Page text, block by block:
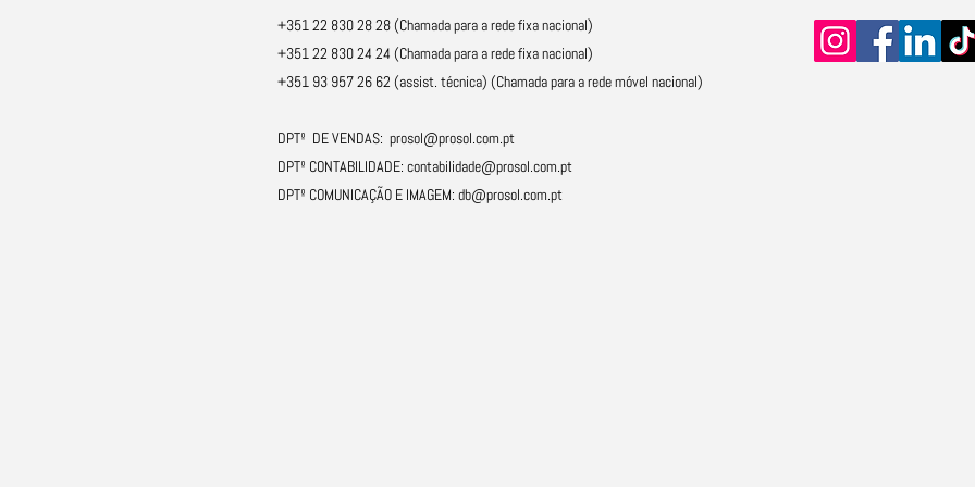
+351 22 830 28 28 (Chamada para a rede fixa nacional)
+351 22 830 24 24 (Chamada para a rede fixa nacional)
+351 93 957 26 62 (assist. técnica) (Chamada para a rede móvel nacional)
DPTº DE VENDAS: prosol@prosol.com.pt
DPTº CONTABILIDADE: contabilidade@prosol.com.pt
DPTº COMUNICAÇÃO E IMAGEM: db@prosol.com.pt